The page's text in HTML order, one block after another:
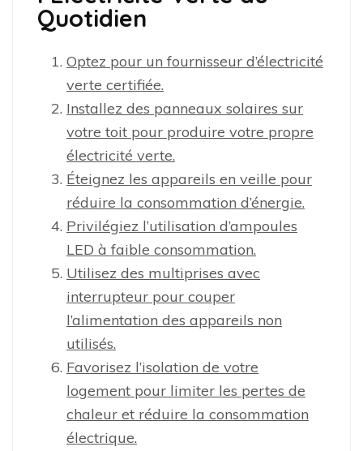
Quotidien
Optez pour un fournisseur d’électricité
verte certifiée.
Installez des panneaux solaires sur
votre toit pour produire votre propre
électricité verte.
Éteignez les appareils en veille pour
réduire la consommation d’énergie.
Privilégiez l’utilisation d’ampoules
LED à faible consommation.
Utilisez des multiprises avec
interrupteur pour couper
l’alimentation des appareils non
utilisés.
Favorisez l’isolation de votre
logement pour limiter les pertes de
chaleur et réduire la consommation
électrique.